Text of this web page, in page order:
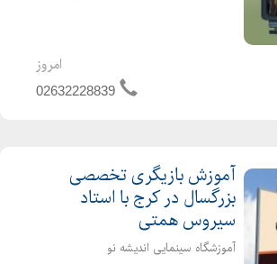
نوجوانان وبزرگسالان کاملاعملی وکارگاهی
باانجام پروژه های پایا...
امروز
02632228839
آموزش بازیگری تخصصی
بزرگسال در کرج با استاد
سیروس همتی
آموزشگاه سینمایی اندیشه نو